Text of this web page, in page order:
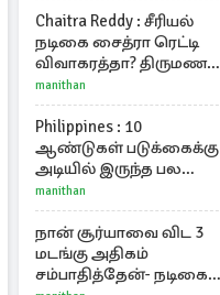
Chaitra Reddy : சீரியல்
நடிகை சைத்ரா ரெட்டி
விவாகரத்தா? திருமண
புகைப்படங்களை நீக்கம்
manithan
Philippines : 10
ஆண்டுகள் படுக்கைக்கு
அடியில் இருந்த பல
கோடி மதிப்புள்ள அரிய
முத்து!
manithan
நான் சூர்யாவை விட 3
மடங்கு அதிகம்
சம்பாதித்தேன்- நடிகை